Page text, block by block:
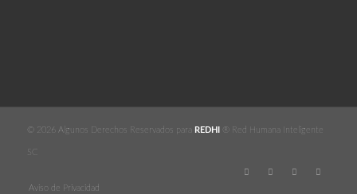
© 2026 Algunos Derechos Reservados para REDHI ® Red Humana Inteligente
Aviso de Privacidad